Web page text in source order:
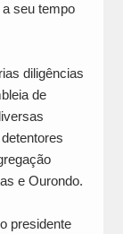
seu tempo
diligências
de
e Ourondo.
presidente